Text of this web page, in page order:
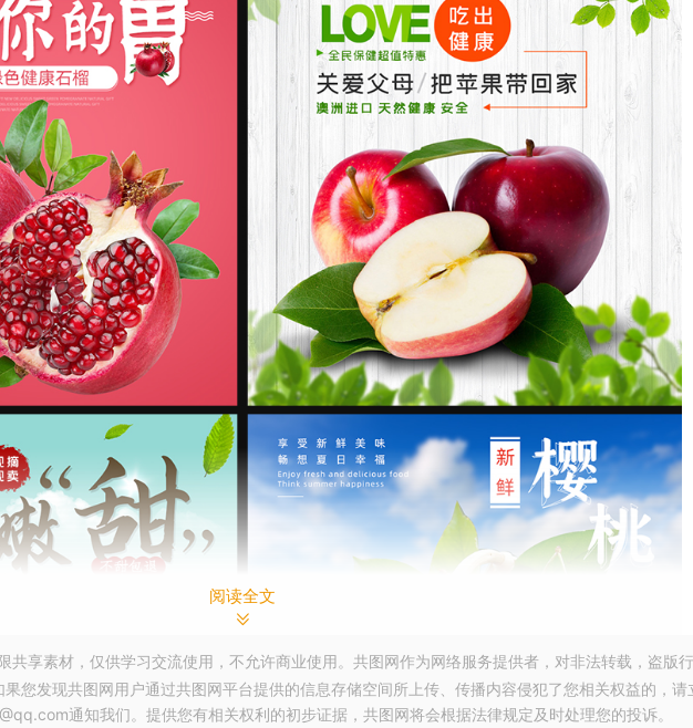
阅读全文
共享素材，仅供学习交流使用，不允许商业使用。共图网作为网络服务提供者，对非法转载，盗版
您发现共图网用户通过共图网平台提供的信息存储空间所上传、传播内容侵犯了您相关权益的，请
通知我们。提供您有相关权利的初步证据，共图网将会根据法律规定及时处理您的投诉。